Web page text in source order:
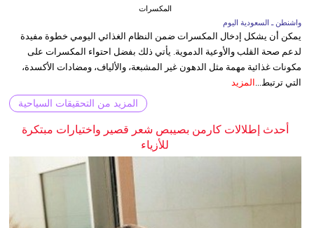
المكسرات
واشنطن ـ السعودية اليوم
يمكن أن يشكل إدخال المكسرات ضمن النظام الغذائي اليومي خطوة مفيدة
لدعم صحة القلب والأوعية الدموية. يأتي ذلك بفضل احتواء المكسرات على
مكونات غذائية مهمة مثل الدهون غير المشبعة، والألياف، ومضادات الأكسدة،
التي ترتبط... المزيد
المزيد من التحقيقات السياحية
أحدث إطلالات كارمن بصيبص شعر قصير واختيارات مبتكرة
للأزياء